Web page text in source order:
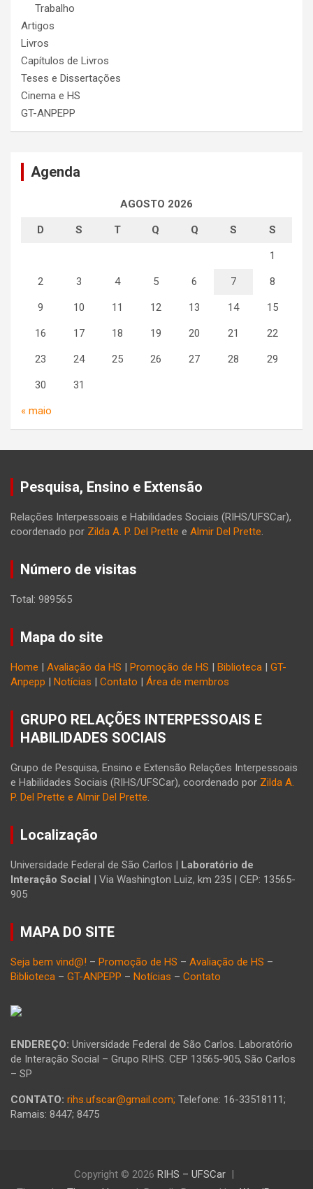
Trabalho
Artigos
Livros
Capítulos de Livros
Teses e Dissertações
Cinema e HS
GT-ANPEPP
Agenda
AGOSTO 2026
D S T Q Q S S
1
2 3 4 5 6 7 8
9 10 11 12 13 14 15
16 17 18 19 20 21 22
23 24 25 26 27 28 29
30 31
« maio
Pesquisa, Ensino e Extensão
Relações Interpessoais e Habilidades Sociais (RIHS/UFSCar),
coordenado por Zilda A. P. Del Prette e Almir Del Prette.
Número de visitas
Total: 989565
Mapa do site
Home Avaliação da HS Promoção de HS Biblioteca
GT-
Anpepp
Notícias Contato Área de membros
GRUPO RELAÇÕES INTERPESSOAIS E
HABILIDADES SOCIAIS
Grupo de Pesquisa, Ensino e Extensão Relações Interpessoais
e Habilidades Sociais (RIHS/UFSCar), coordenado por Zilda A.
P. Del Prette e Almir Del Prette.
Localização
Universidade Federal de São Carlos |
Laboratório de
Interação Social
| Via Washington Luiz, km 235 | CEP: 13565-
905
MAPA DO SITE
Seja bem vind@! – Promoção de HS – Avaliação de HS –
Biblioteca – GT-ANPEPP – Notícias – Contato
ENDEREÇO: Universidade Federal de São Carlos. Laboratório
de Interação Social – Grupo RIHS. CEP 13565-905, São Carlos
– SP
CONTATO: rihs.ufscar@gmail.com; Telefone: 16-33518111;
Ramais: 8447; 8475
Copyright © 2026 RIHS – UFSCar